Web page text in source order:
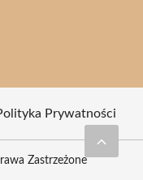
Prywatności
Zastrzeżone